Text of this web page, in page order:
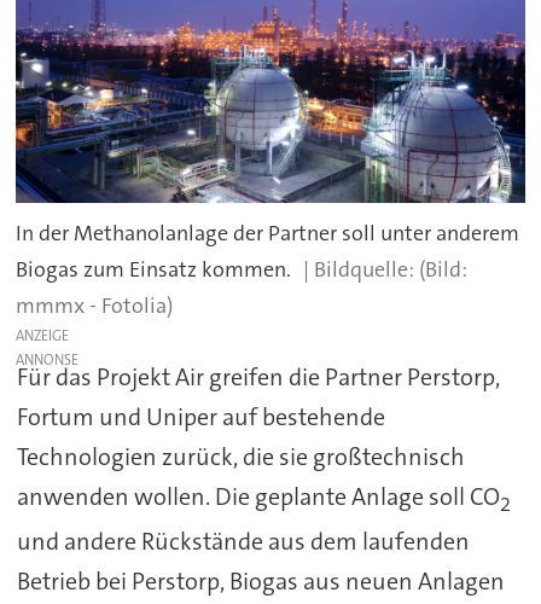
In der Methanolanlage der Partner soll unter anderem
Biogas zum Einsatz kommen.
(Bild:
mmmx - Fotolia)
ANZEIGE
Für das Projekt Air greifen die Partner Perstorp,
Fortum und Uniper auf bestehende
Technologien zurück, die sie großtechnisch
anwenden wollen. Die geplante Anlage soll CO2
und andere Rückstände aus dem laufenden
Betrieb bei Perstorp, Biogas aus neuen Anlagen